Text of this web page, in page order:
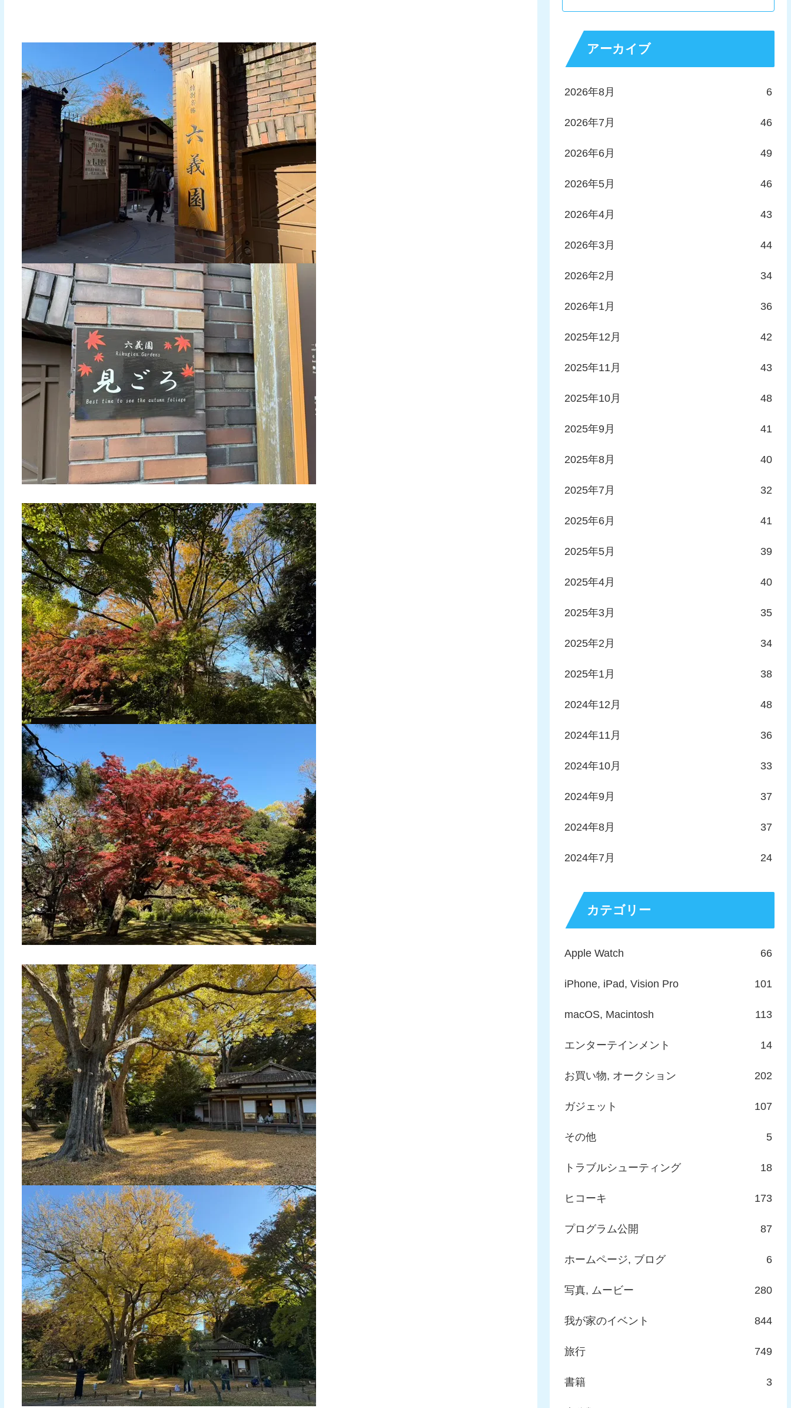
アーカイブ
2026年8月 6
2026年7月 46
2026年6月 49
2026年5月 46
2026年4月 43
2026年3月 44
2026年2月 34
2026年1月 36
2025年12月 42
2025年11月 43
2025年10月 48
2025年9月 41
2025年8月 40
2025年7月 32
2025年6月 41
2025年5月 39
2025年4月 40
2025年3月 35
2025年2月 34
2025年1月 38
2024年12月 48
2024年11月 36
2024年10月 33
2024年9月 37
2024年8月 37
2024年7月 24
カテゴリー
Apple Watch 66
iPhone, iPad, Vision Pro 101
macOS, Macintosh 113
エンターテインメント 14
お買い物, オークション 202
ガジェット 107
その他 5
トラブルシューティング 18
ヒコーキ 173
プログラム公開 87
ホームページ, ブログ 6
写真, ムービー 280
我が家のイベント 844
旅行 749
書籍 3